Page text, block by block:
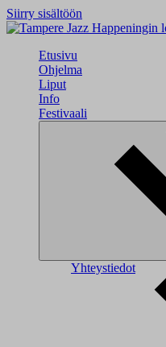
Siirry sisältöön
Etusivu
Ohjelma
Liput
Info
Festivaali
Yhteystiedot